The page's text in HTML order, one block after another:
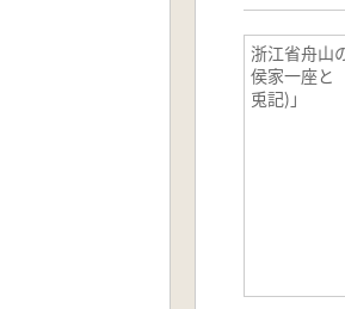
浙江省舟山
侯家一座と
兎記)」